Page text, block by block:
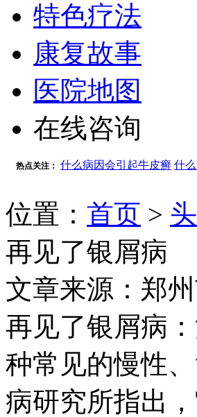
特色疗法
康复故事
医院地图
在线咨询
热点关注： 什么病因会引起牛皮癣 什
位置： 首页 >
再见了银屑病
文章来源：郑
再见了银屑病
种常见的慢性
病研究所指出